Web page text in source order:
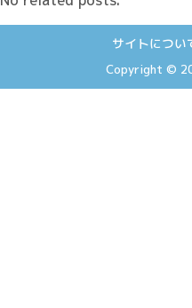
サイトについ
Copyright ©